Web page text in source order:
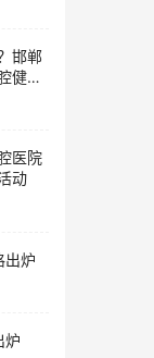
邯郸
健康
医院
动
出炉
炉